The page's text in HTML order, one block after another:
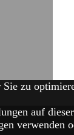
zu
auf
verwenden